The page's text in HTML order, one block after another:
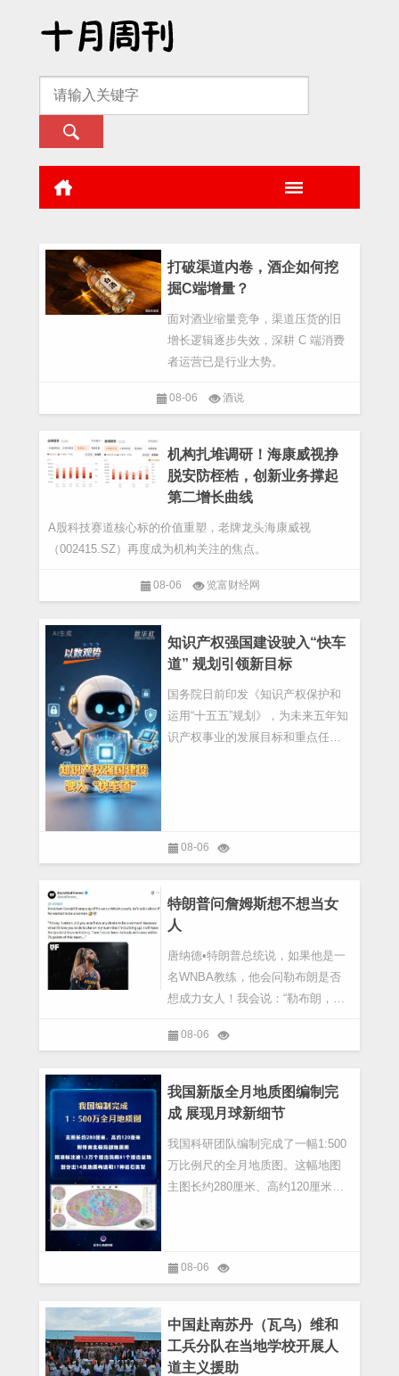
打破渠道内卷，酒企如何挖
掘C端增量？
面对酒业缩量竞争，渠道压货的旧
增长逻辑逐步失效，深耕 C 端消费
者运营已是行业大势。
08-06 酒说
机构扎堆调研！海康威视挣
脱安防桎梏，创新业务撑起
第二增长曲线
A股科技赛道核心标的价值重塑，老牌龙头海康威视
（002415.SZ）再度成为机构关注的焦点。
08-06 览富财经网
知识产权强国建设驶入“快车
道” 规划引领新目标
国务院日前印发《知识产权保护和
运用“十五五”规划》，为未来五年知
识产权事业的发展目标和重点任务
08-06
特朗普问詹姆斯想不想当女
人
唐纳德•特朗普总统说，如果他是一
名WNBA教练，他会问勒布朗是否
想成力女人！我会说：“勒布朗，你
我希望你能加入我正在组建的这支
拥有一支史上最为强大的队伍。他
们绝不会输掉比赛。没人...
08-06
我国新版全月地质图编制完
成 展现月球新细节
我国科研团队编制完成了一幅1:500
万比例尺的全月地质图。这幅地图
主图长约280厘米、高约120厘米，
型 08-06
中国赴南苏丹（瓦乌）维和
工兵分队在当地学校开展人
道主义援助